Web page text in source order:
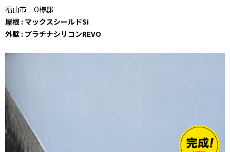
福山市 O様邸
屋根 : マックスシールドSi
外壁 : プラチナシリコンREVO